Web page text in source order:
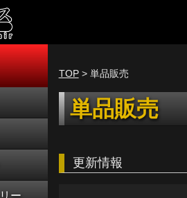
ン
ー
TOP> 単品販売
単品販売
更新情報